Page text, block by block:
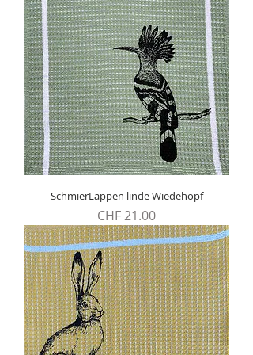
SchmierLappen linde Wiedehopf
Preis
CHF 21.00